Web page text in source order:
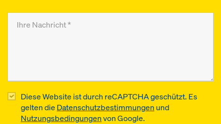
Diese Website ist durch reCAPTCHA geschützt. Es
gelten die Datenschutzbestimmungen und
Nutzungsbedingungenvon Google.